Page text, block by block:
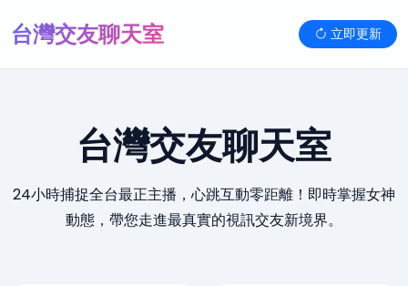
台灣交友聊天室 立即更新
台灣交友聊天室
24小時捕捉全台最正主播，心跳互動零距離！即時掌握女神
動態，帶您走進最真實的視訊交友新境界。